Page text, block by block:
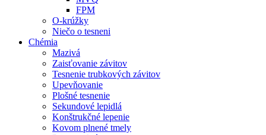
FPM
O-krúžky
Niečo o tesneni
Chémia
Mazivá
Zaisťovanie závitov
Tesnenie trubkových závitov
Upevňovanie
Plošné tesnenie
Sekundové lepidlá
Konštrukčné lepenie
Kovom plnené tmely